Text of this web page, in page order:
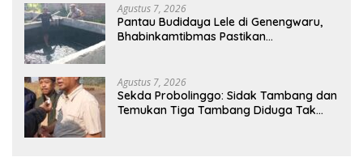
Agustus 7, 2026
Pantau Budidaya Lele di Genengwaru,
Bhabinkamtibmas Pastikan
Agustus 7, 2026
Sekda Probolinggo: Sidak Tambang dan
Temukan Tiga Tambang Diduga Tak